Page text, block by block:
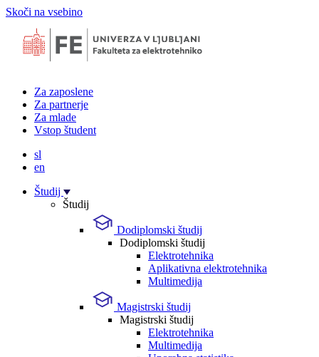
Skoči na vsebino
Za zaposlene
Za partnerje
Za mlade
Vstop študent
sl
en
Študij
Študij
Dodiplomski študij
Dodiplomski študij
Elektrotehnika
Aplikativna elektrotehnika
Multimedija
Magistrski študij
Magistrski študij
Elektrotehnika
Multimedija